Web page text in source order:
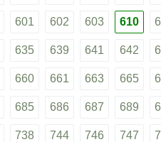
601 602 603 610
635 639 641 642
660 661 663 665
685 686 687 689
738 744 746 747